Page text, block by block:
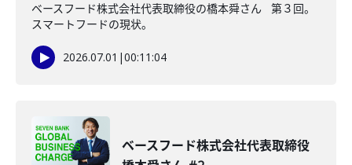
ベースフード株式会社代表取締役の橋本舜さん 第３回。
スマートフードの現状。
2026.07.01 |00:11:04
ベースフード株式会社代表取締役